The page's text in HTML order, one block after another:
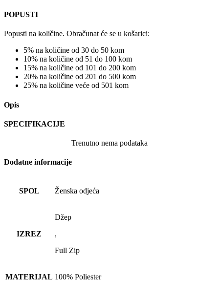
POPUSTI
Popusti na količine. Obračunat će se u košarici:
5% na količine od 30 do 50 kom
10% na količine od 51 do 100 kom
15% na količine od 101 do 200 kom
20% na količine od 201 do 500 kom
25% na količine veće od 501 kom
Opis
SPECIFIKACIJE
Trenutno nema podataka
Dodatne informacije
SPOL Ženska odjeća
IZREZ
Džep
,
Full Zip
MATERIJAL 100% Poliester